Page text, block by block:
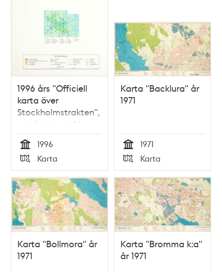
1996 års "Officiell
karta över
Stockholmstrakten",
samlingspost 16
blad
Tid
1996
Typ
Karta
Karta "Backlura" år
1971
Tid
1971
Typ
Karta
Karta "Bollmora" år
1971
Karta "Bromma k:a"
år 1971